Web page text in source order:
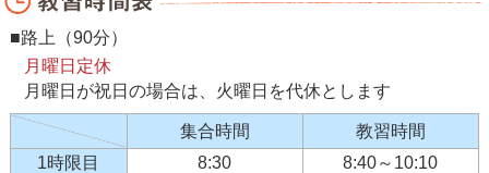
■路上（90分）
月曜日定休
月曜日が祝日の場合は、火曜日を代休とします
集合時間
教習時間
1時限目
8:30
8:40～10:10